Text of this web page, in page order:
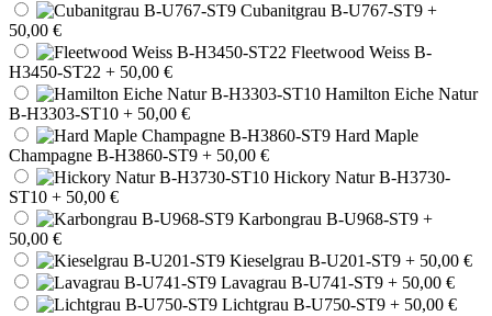
Cubanitgrau B-U767-ST9 +
50,00 €
Fleetwood Weiss B-
H3450-ST22 + 50,00 €
Hamilton Eiche Natur
B-H3303-ST10 + 50,00 €
Hard Maple
Champagne B-H3860-ST9 + 50,00 €
Hickory Natur B-H3730-
ST10 + 50,00 €
Karbongrau B-U968-ST9 +
50,00 €
Kieselgrau B-U201-ST9 + 50,00 €
Lavagrau B-U741-ST9 + 50,00 €
Lichtgrau B-U750-ST9 + 50,00 €